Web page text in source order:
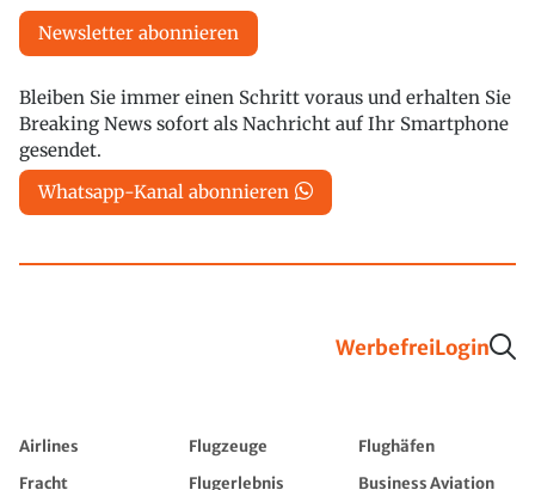
Newsletter abonnieren
Bleiben Sie immer einen Schritt voraus und erhalten Sie
Breaking News sofort als Nachricht auf Ihr Smartphone
gesendet.
Whatsapp-Kanal abonnieren
WerbefreiLogin
Airlines Flugzeuge
Flughäfen
Fracht
Flugerlebnis
Business Aviation